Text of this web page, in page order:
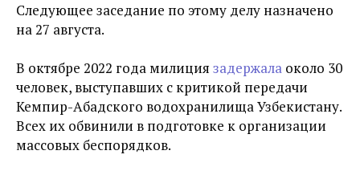
Следующее заседание по этому делу назначено
на 27 августа.
В октябре 2022 года милиция задержала около 30
человек, выступавших с критикой передачи
Кемпир-Абадского водохранилища Узбекистану.
Всех их обвинили в подготовке к организации
массовых беспорядков.